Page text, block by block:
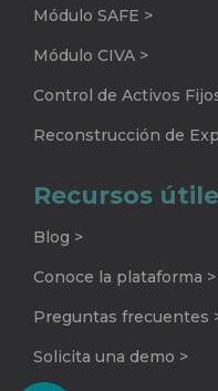
Módulo SAFE >
Módulo CIVA >
Control de Activos
Reconstrucción de
Recursos
Blog >
Conoce la plataforma >
Preguntas frecuentes
Solicita una demo >